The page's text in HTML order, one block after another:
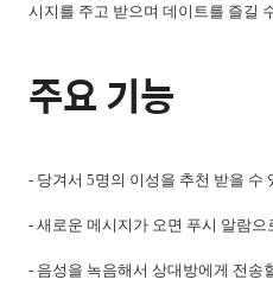
시지를 주고 받으며 데이트를 즐길
주요 기능
- 당겨서 5명의 이성을 추천 받을 수
- 새로운 메시지가 오면 푸시 알람으
- 음성을 녹음해서 상대방에게 전송